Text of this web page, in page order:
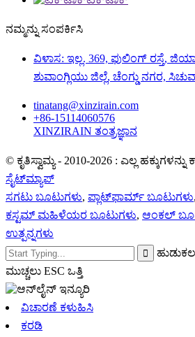
ನಮ್ಮನ್ನು ಸಂಪರ್ಕಿಸಿ
ವಿಳಾಸ: ಇಲ್ಲ. 369, ಫುಲಿಂಗ್ ರಸ್ತೆ,
ಶುವಾಂಗ್ಲಿಯು ಜಿಲ್ಲೆ, ಚೆಂಗ್ಡು ನಗರ,
tinatang@xinzirain.com
+86-15114060576
XINZIRAIN ತಂತ್ರಜ್ಞಾನ
© ಕೃತಿಸ್ವಾಮ್ಯ - 2010-2026 : ಎಲ್ಲ
ಸೈಟ್‌ಮ್ಯಾಪ್
ಸಗಟು ಬೂಟುಗಳು, ಪ್ಲಾಟ್‌ಫಾರ್ಮ್ ಬೂಟುಗಳು,
ಕಸ್ಟಮ್ ಮಹಿಳೆಯರ ಬೂಟುಗಳು, ಆಂಕಲ್
ಉತ್ಪನ್ನಗಳು
ಮುಚ್ಚಲು ESC ಒತ್ತಿ
ವಿಚಾರಣೆ ಕಳುಹಿಸಿ
ಕರಡಿ